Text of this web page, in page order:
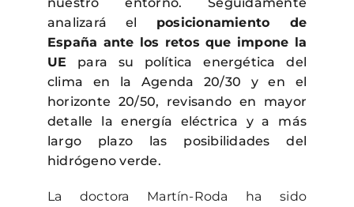
analizará el posicionamiento de
España ante los retos que impone la
UE para su política energética del
clima en la Agenda 20/30 y en el
horizonte 20/50, revisando en mayor
detalle la energía eléctrica y a más
largo plazo las posibilidades del
hidrógeno verde.
La doctora Martín-Roda ha sido